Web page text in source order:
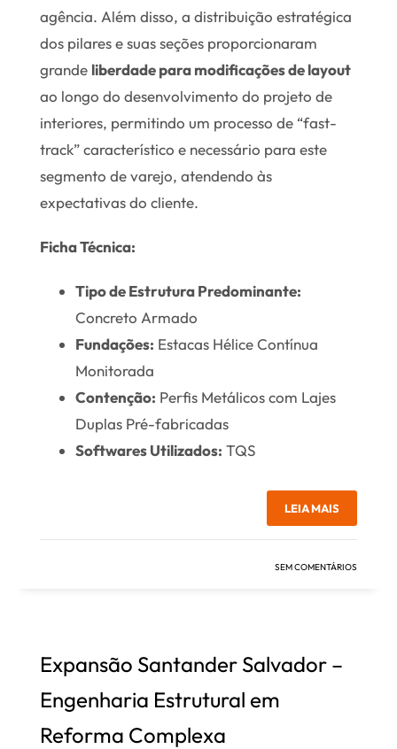
agência. Além disso, a distribuição estratégica
dos pilares e suas seções proporcionaram
grande liberdade para modificações de layout
ao longo do desenvolvimento do projeto de
interiores, permitindo um processo de “fast-
track” característico e necessário para este
segmento de varejo, atendendo às
expectativas do cliente.
Ficha Técnica:
Tipo de Estrutura Predominante:
Concreto Armado
Fundações: Estacas Hélice Contínua
Monitorada
Contenção: Perfis Metálicos com Lajes
Duplas Pré-fabricadas
Softwares Utilizados: TQS
LEIA MAIS
SEM COMENTÁRIOS
Expansão Santander Salvador –
Engenharia Estrutural em
Reforma Complexa